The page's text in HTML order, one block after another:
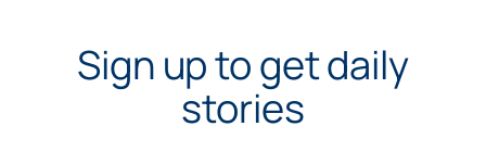
Sign up to get daily
stories